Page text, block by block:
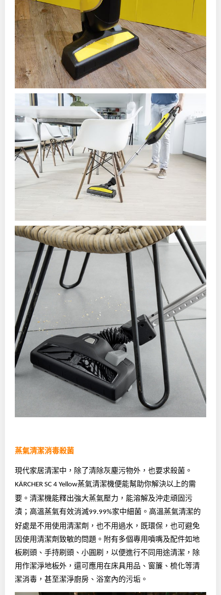
蒸氣清潔消毒殺菌
現代家居清潔中，除了清除灰塵污物外，也要求殺菌。
KÄRCHER SC 4 Yellow蒸氣清潔機便能幫助你解決以上的需
要。清潔機能釋出強大蒸氣壓力，能溶解及沖走頑固污
漬；高溫蒸氣有效消滅99.99%家中細菌。高溫蒸氣清潔的
好處是不用使用清潔劑，也不用過水，既環保，也可避免
因使用清潔劑致敏的問題。附有多個專用噴嘴及配件如地
板刷頭、手持刷頭、小圓刷，以便進行不同用途清潔，除
用作潔淨地板外，還可應用在床具用品、窗簾、梳化等清
潔消毒，甚至潔淨廚房、浴室內的污垢。